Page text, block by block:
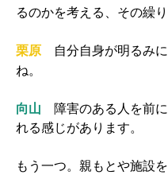
るのかを考える、その繰
栗原 自分自身が明るみ
ね。
向山 障害のある人を前
れる感じがあります。
もう一つ。親もとや施設